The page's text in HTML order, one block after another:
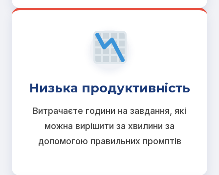
Низька продуктивність
Витрачаєте години на завдання, які
можна вирішити за хвилини за
допомогою правильних промптів